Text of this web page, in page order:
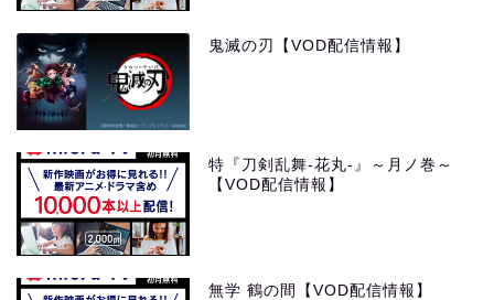
鬼滅の刃【VOD配信情報】
特『刀剣乱舞-花丸-』～月ノ巻～
【VOD配信情報】
無学 鶴の間【VOD配信情報】